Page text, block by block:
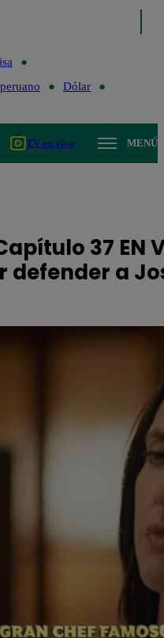
Dólar
TV en vivo MENÚ
37 EN
defender a